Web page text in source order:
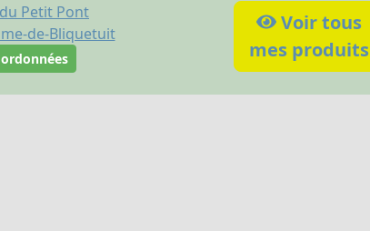
Petit Pont
de-Bliquetuit
Voir tous
mes produits